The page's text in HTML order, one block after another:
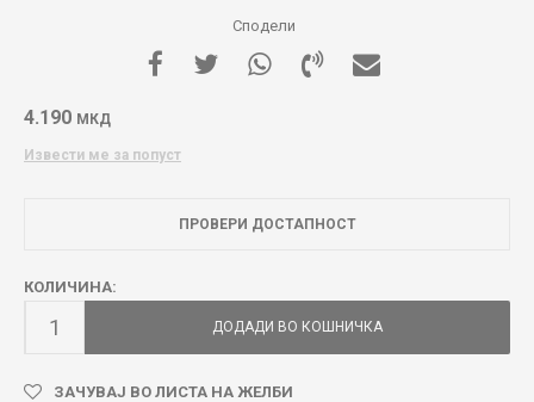
Сподели
4.190 МКД
Извести ме за попуст
ПРОВЕРИ ДОСТАПНОСТ
КОЛИЧИНА:
ДОДАДИ ВО КОШНИЧКА
ЗАЧУВАЈ ВО ЛИСТА НА ЖЕЛБИ